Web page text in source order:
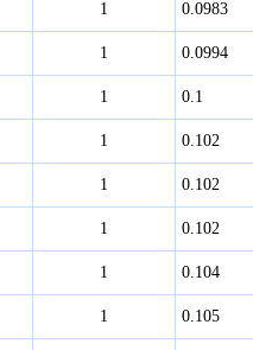
1 0.0983
1 0.0994
1 0.1
1 0.102
1 0.102
1 0.102
1 0.104
1 0.105